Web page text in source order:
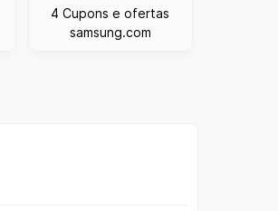
4 Cupons e ofertas
samsung.com